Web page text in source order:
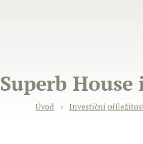
Superb
Úvod Investiční